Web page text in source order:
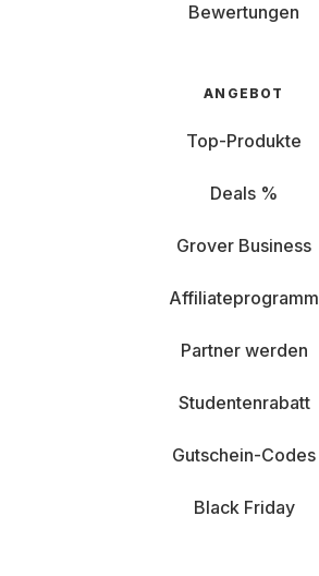
Bewertungen
ANGEBOT
Top-Produkte
Deals %
Grover Business
Affiliateprogramm
Partner werden
Studentenrabatt
Gutschein-Codes
Black Friday